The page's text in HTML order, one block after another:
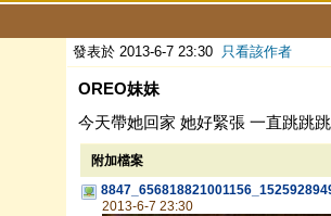
發表於 2013-6-7 23:30 只看該作者
OREO妹妹
今天帶她回家 她好緊張 一直跳跳
附加檔案
2013-6-7 23:30